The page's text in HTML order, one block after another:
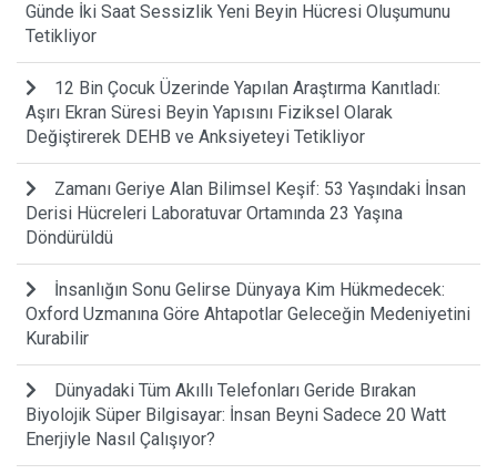
Günde İki Saat Sessizlik Yeni Beyin Hücresi Oluşumunu
Tetikliyor
12 Bin Çocuk Üzerinde Yapılan Araştırma Kanıtladı:
Aşırı Ekran Süresi Beyin Yapısını Fiziksel Olarak
Değiştirerek DEHB ve Anksiyeteyi Tetikliyor
Zamanı Geriye Alan Bilimsel Keşif: 53 Yaşındaki İnsan
Derisi Hücreleri Laboratuvar Ortamında 23 Yaşına
Döndürüldü
İnsanlığın Sonu Gelirse Dünyaya Kim Hükmedecek:
Oxford Uzmanına Göre Ahtapotlar Geleceğin Medeniyetini
Kurabilir
Dünyadaki Tüm Akıllı Telefonları Geride Bırakan
Biyolojik Süper Bilgisayar: İnsan Beyni Sadece 20 Watt
Enerjiyle Nasıl Çalışıyor?